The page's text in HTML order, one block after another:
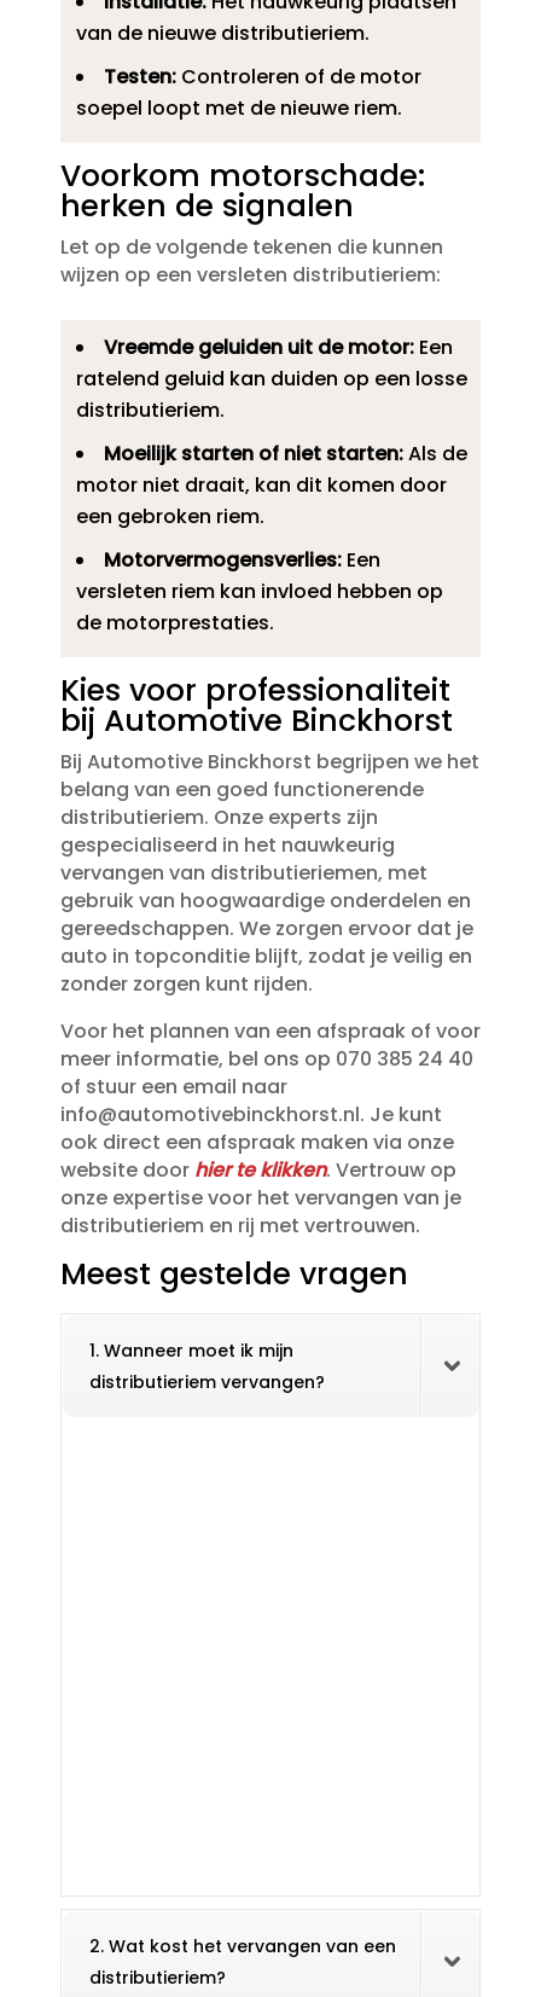
van de nieuwe distributieriem.​
Testen:Controleren of de motor
soepel loopt met de nieuwe riem.​
Voorkom motorschade:
herken de signalen
Let op de volgende tekenen die kunnen
wijzen op een versleten distributieriem:
Vreemde geluiden uit de motor:Een
ratelend geluid kan duiden op een losse
distributieriem.​
Moeilijk starten of niet starten:Als de
motor niet draait, kan dit komen door
een gebroken riem.​
Motorvermogensverlies:Een
versleten riem kan invloed hebben op
de motorprestaties.​
Kies voor professionaliteit
bij Automotive Binckhorst
Bij Automotive Binckhorst begrijpen we het
belang van een goed functionerende
distributieriem.​ Onze experts zijn
gespecialiseerd in het nauwkeurig
vervangen van distributieriemen, met
gebruik van hoogwaardige onderdelen en
gereedschappen.​ We zorgen ervoor dat je
auto in topconditie blijft, zodat je veilig en
zonder zorgen kunt rijden.​
Voor het plannen van een afspraak of voor
meer informatie, bel ons op 070 385 24 40
of stuur een email naar
info@automotivebinckhorst.​nl.​ Je kunt
ook direct een afspraak maken via onze
website door hier te klikken.​ Vertrouw op
onze expertise voor het vervangen van je
distributieriem en rij met vertrouwen.​
Meest gestelde vragen
1. Wanneer moet ik mijn
distributieriem vervangen?
2. Wat kost het vervangen van een
distributieriem?